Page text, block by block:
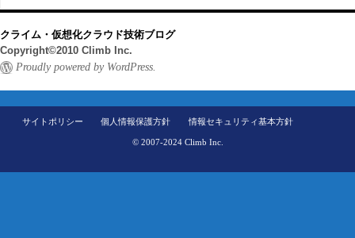
クライム・仮想化クラウド技術ブログ
Copyright©2010 Climb Inc.
Proudly powered by WordPress.
サイトポリシー 個人情報保護方針 情報セキュリティ基本方針
© 2007-2024 Climb Inc.